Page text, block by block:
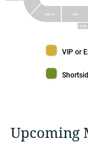
DIS
DSS
OSPITI
VIP
VIP or
Upcoming